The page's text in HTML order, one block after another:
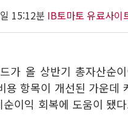
15:12분 IB토마토 유료사이
가 올 상반기 총자산순
용 항목이 개선된 가운데
이익 회복에 도움이 됐